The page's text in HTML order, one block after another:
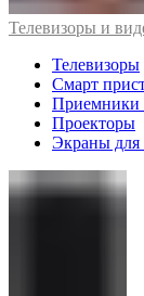
Телевизоры и
Телевизоры
Смарт
Приемники
Проекторы
Экраны для